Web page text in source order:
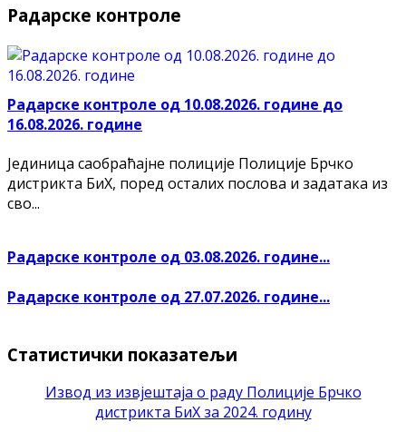
Радарске контроле
Радарске контроле од 10.08.2026. године до
16.08.2026. године
Јединица саобраћајне полиције Полиције Брчко
дистрикта БиХ, поред осталих послова и задатака из
сво...
Радарске контроле од 03.08.2026. године...
Радарске контроле од 27.07.2026. године...
Статистички показатељи
Извод из извјештаја о раду Полиције Брчко
дистрикта БиХ за 2024. годину